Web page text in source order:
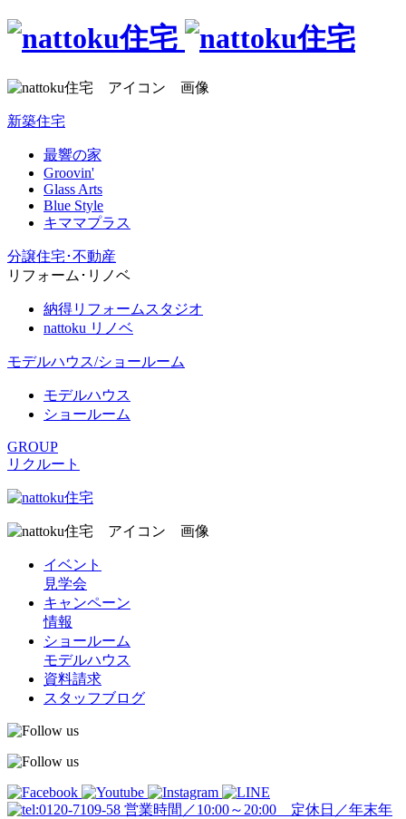
新築住宅
最響の家
Groovin'
Glass Arts
Blue Style
キママプラス
分譲住宅･不動産
リフォーム･リノベ
納得リフォームスタジオ
nattoku リノベ
モデルハウス/ショールーム
モデルハウス
ショールーム
GROUP
リクルート
イベント
見学会
キャンペーン
情報
ショールーム
モデルハウス
資料請求
スタッフブログ
営業時間／10:00～20:00 定休日／年末年